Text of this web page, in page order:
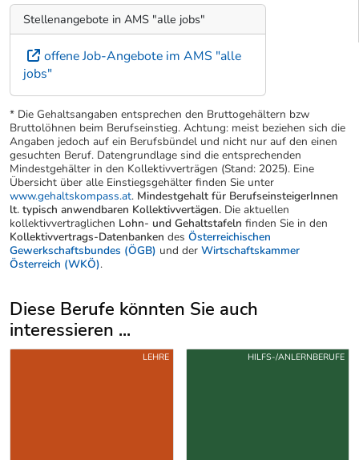
Stellenangebote in AMS "alle jobs"
offene Job-Angebote im AMS "alle
jobs"
* Die Gehaltsangaben entsprechen den Bruttogehältern bzw
Bruttolöhnen beim Berufseinstieg. Achtung: meist beziehen sich die
Angaben jedoch auf ein Berufsbündel und nicht nur auf den einen
gesuchten Beruf. Datengrundlage sind die entsprechenden
Mindestgehälter in den Kollektivverträgen (Stand: 2025). Eine
Übersicht über alle Einstiegsgehälter finden Sie unter
www.gehaltskompass.at. Mindestgehalt für BerufseinsteigerInnen
lt. typisch anwendbaren Kollektivvertägen. Die aktuellen
kollektivvertraglichen Lohn- und Gehaltstafeln finden Sie in den
Kollektivvertrags-Datenbanken des Österreichischen
Gewerkschaftsbundes (ÖGB) und der Wirtschaftskammer
Österreich (WKÖ).
Diese Berufe könnten Sie auch
interessieren ...
Uber weitere Berufsvorschläge
LEHRE HILFS-/ANLERNBERUFE